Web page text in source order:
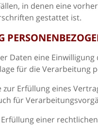
in denen eine
gestattet ist.
Daten eine
für die Verarbeitung
Erfüllung eines
für
einer